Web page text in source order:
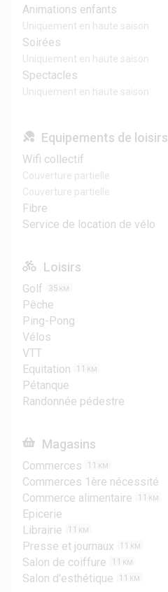
Animations enfants
Uniquement en haute saison
Soirées
Uniquement en haute saison
Spectacles
Uniquement en haute saison
Equipements de loisirs
Wifi collectif
Couverture partielle
Couverture partielle
Fibre
Service de location de vélo
Loisirs
Golf 35 KM
Pêche
Ping-Pong
Vélos
VTT
Equitation
11 KM
Pétanque
Randonnée pédestre
Magasins
Commerces 11 KM
Commerces 1ère nécessité
Commerce alimentaire
11 KM
Epicerie
Librairie
11 KM
Presse et journaux 11 KM
Salon de coiffure 11 KM
Salon d'esthétique 11 KM